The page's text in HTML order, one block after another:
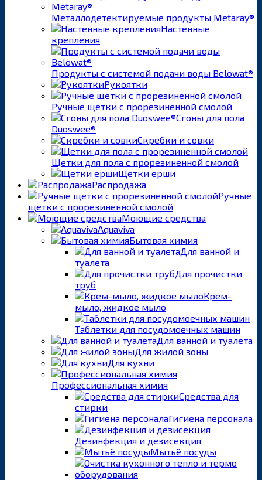
Металлодетектируемые продукты Metaray®
Настенные
крепления
Продукты с системой подачи воды Belowat®
Рукоятки
Ручные щетки с прорезиненной смолой
Сгоны для пола
Duoswee®
Скребки и совки
Щетки для пола с прорезиненной смолой
Щетки ерши
Распродажа
Ручные
щетки с прорезиненной смолой
Моющие средства
Aquaviva
Бытовая химия
Для ванной и
туалета
Для прочистки
труб
Крем-
мыло, жидкое мыло
Таблетки для посудомоечных машин
Для ванной и туалета
Для жилой зоны
Для кухни
Профессиональная химия
Средства для
стирки
Гигиена персонала
Дезинфекция и дезисекция
Мытьё посуды